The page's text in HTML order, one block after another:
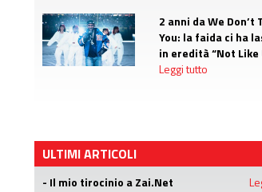
2 anni da We Don’t
You: la faida ci ha
in eredità “Not Like
Leggi tutto
ULTIMI ARTICOLI
- Il mio tirocinio a Zai.Net